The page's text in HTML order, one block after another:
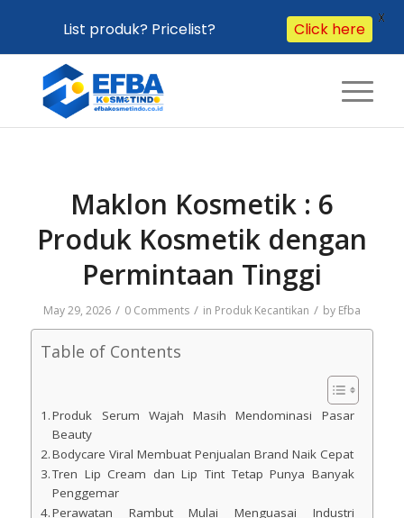
Maklon Kosmetik : 6
Produk Kosmetik dengan
Permintaan Tinggi
May 29, 2026 / 0 Comments / in Produk Kecantikan / by Efba
Table of Contents
Produk Serum Wajah Masih Mendominasi Pasar
Beauty
Bodycare Viral Membuat Penjualan Brand Naik Cepat
Tren Lip Cream dan Lip Tint Tetap Punya Banyak
Penggemar
Perawatan Rambut Mulai Menguasai Industri
List produk? Pricelist? Click here
X